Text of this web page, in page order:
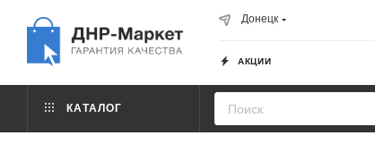
Донецк
АКЦИИ
КАТАЛОГ